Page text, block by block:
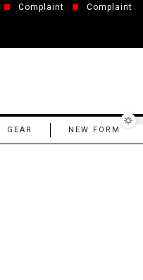
Complaint
Complaint
GEAR NEW FORM